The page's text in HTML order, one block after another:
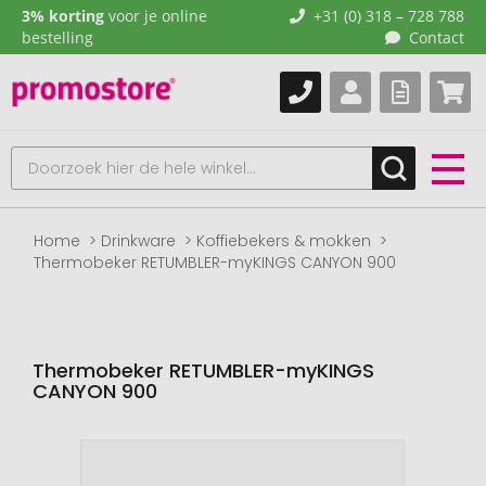
3% korting voor je online
bestelling
+31 (0) 318 – 728 788
Contact
Home Drinkware
Koffiebekers & mokken
Thermobeker RETUMBLER-myKINGS CANYON 900
Thermobeker RETUMBLER-myKINGS
CANYON 900